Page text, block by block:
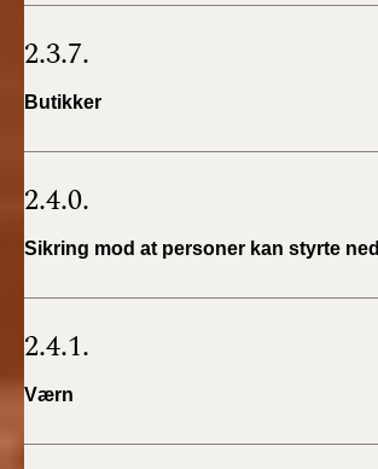
2.3.7.
Butikker
2.4.0.
Sikring mod at personer kan styrte ned
2.4.1.
Værn